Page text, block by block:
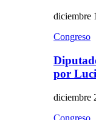
diciembre
Congreso
por
diciembre
Congreso